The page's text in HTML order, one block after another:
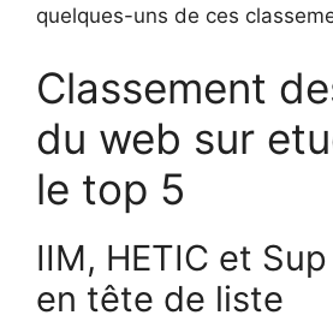
quelques-uns de ces
Classement
du web sur
le top 5
IIM, HETIC et
en tête de liste